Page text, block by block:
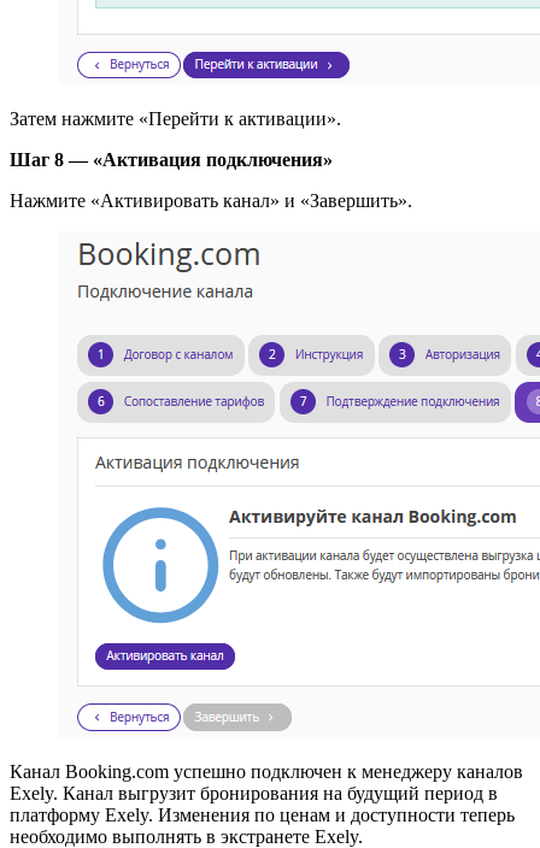
Затем нажмите «Перейти к активации».
Шаг 8 — «Активация подключения»
Нажмите «Активировать канал» и «Завершить».
Канал Booking.com успешно подключен к менеджеру каналов
Exely. Канал выгрузит бронирования на будущий период в
платформу Exely. Изменения по ценам и доступности теперь
необходимо выполнять в экстранете Exely.